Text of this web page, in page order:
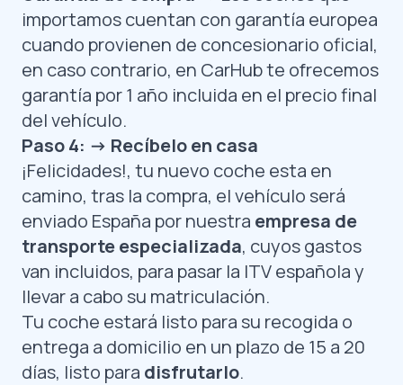
importamos cuentan con garantía europea
cuando provienen de concesionario oficial,
en caso contrario, en CarHub te ofrecemos
garantía por 1 año incluida en el precio final
del vehículo.
Paso 4: -> Recíbelo en casa
¡Felicidades!, tu nuevo coche esta en
camino, tras la compra, el vehículo será
enviado España por nuestra empresa de
transporte especializada, cuyos gastos
van incluidos, para pasar la ITV española y
llevar a cabo su matriculación.
Tu coche estará listo para su recogida o
entrega a domicilio en un plazo de 15 a 20
días, listo para disfrutarlo.